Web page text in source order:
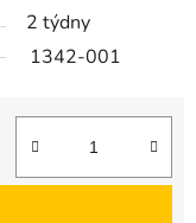
2 týdny
1342-001